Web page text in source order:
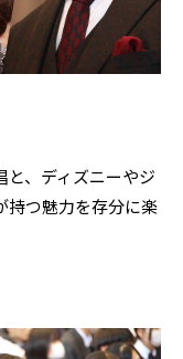
、ディズニーやジ
持つ魅力を存分に楽